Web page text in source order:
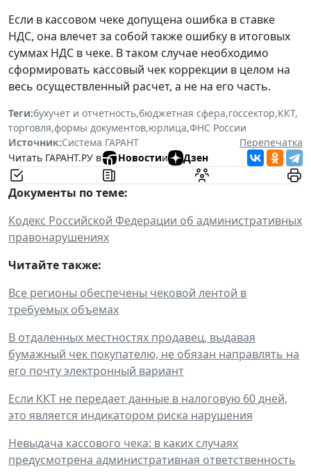
Если в кассовом чеке допущена ошибка в ставке
НДС, она влечет за собой также ошибку в итоговых
суммах НДС в чеке. В таком случае необходимо
сформировать кассовый чек коррекции в целом на
весь осуществленный расчет, а не на его часть.
Теги:бухучет и отчетность,бюджетная сфера,госсектор,ККТ,
торговля,формы документов,юрлица,ФНС России
Источник:Система ГАРАНТ
Перепечатка
Читать ГАРАНТ.РУ в
Новостии Дзен
Документы по теме:
Кодекс Российской Федерации об административных
правонарушениях
Читайте также:
Все регионы обеспечены чековой лентой в
требуемых объемах
В отдаленных местностях продавец, выдавая
бумажный чек покупателю, не обязан направлять на
его почту электронный вариант
Если ККТ не передает данные в налоговую 60 дней,
это является индикатором риска нарушения
Невыдача кассового чека: в каких случаях
предусмотрена административная ответственность